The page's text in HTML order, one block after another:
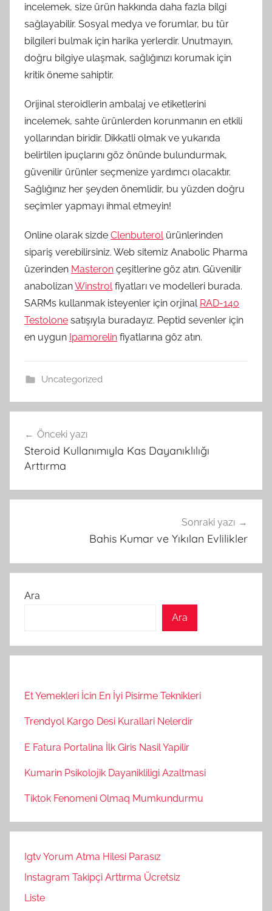
incelemek, size ürün hakkında daha fazla bilgi
sağlayabilir. Sosyal medya ve forumlar, bu tür
bilgileri bulmak için harika yerlerdir. Unutmayın,
doğru bilgiye ulaşmak, sağlığınızı korumak için
kritik öneme sahiptir.
Orijinal steroidlerin ambalaj ve etiketlerini
incelemek, sahte ürünlerden korunmanın en etkili
yollarından biridir. Dikkatli olmak ve yukarıda
belirtilen ipuçlarını göz önünde bulundurmak,
güvenilir ürünler seçmenize yardımcı olacaktır.
Sağlığınız her şeyden önemlidir, bu yüzden doğru
seçimler yapmayı ihmal etmeyin!
Online olarak sizde Clenbuterol ürünlerinden
sipariş verebilirsiniz. Web sitemiz Anabolic Pharma
üzerinden Masteron çeşitlerine göz atın. Güvenilir
anabolizanWinstrol fiyatları ve modelleri burada.
SARMs kullanmak isteyenler için orjinal RAD-140
Testolone satışıyla buradayız. Peptid sevenler için
en uygun Ipamorelin fiyatlarına göz atın.
Uncategorized
gezinmesi
Önceki yazı
Steroid Kullanımıyla Kas Dayanıklılığı
Arttırma
Sonraki yazı
Bahis Kumar ve Yıkılan Evlilikler
Ara
Ara
Et Yemekleri İcin En İyi Pisirme Teknikleri
Trendyol Kargo Desi Kurallari Nelerdir
E Fatura Portalina İlk Giris Nasil Yapilir
Kumarin Psikolojik Dayanikliligi Azaltmasi
Tiktok Fenomeni Olmaq Mumkundurmu
Igtv Yorum Atma Hilesi Parasız
Instagram Takipçi Arttırma Ücretsiz
Liste